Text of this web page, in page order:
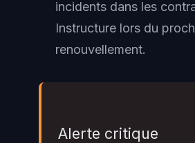
incidents dans les
Instructure lors du
renouvellement.
Alerte critique